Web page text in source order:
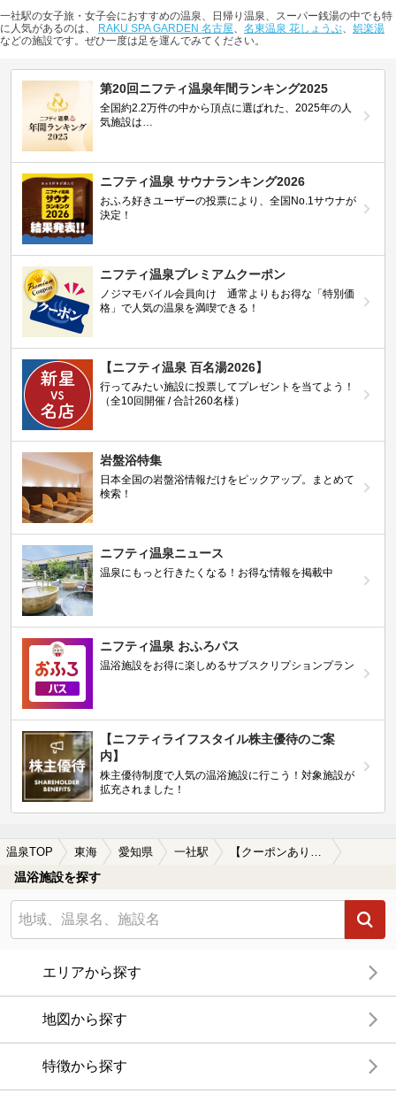
一社駅の女子旅・女子会におすすめの温泉、日帰り温泉、スーパー銭湯の中でも特
に人気があるのは、
RAKU SPA GARDEN 名古屋、 名東温泉 花しょうぶ、 娯楽湯
などの施設です。ぜひ一度は足を運んでみてください。
第20回ニフティ温泉年間ランキング2025
全国約2.2万件の中から頂点に選ばれた、2025年の人
気施設は…
ニフティ温泉 サウナランキング2026
おふろ好きユーザーの投票により、全国No.1サウナが
決定！
ニフティ温泉プレミアムクーポン
ノジマモバイル会員向け 通常よりもお得な「特別価
格」で人気の温泉を満喫できる！
【ニフティ温泉 百名湯2026】
行ってみたい施設に投票してプレゼントを当てよう！
（全10回開催 / 合計260名様）
岩盤浴特集
日本全国の岩盤浴情報だけをピックアップ。まとめて
検索！
ニフティ温泉ニュース
温泉にもっと行きたくなる！お得な情報を掲載中
ニフティ温泉 おふろパス
温浴施設をお得に楽しめるサブスクリプションプラン
【ニフティライフスタイル株主優待のご案
内】
株主優待制度で人気の温浴施設に行こう！対象施設が
拡充されました！
温泉TOP 東海 愛知県 一社駅 【クーポンあり】女子旅・女子会におすすめの一社駅近くの温泉、日帰り温泉、スーパー銭湯おすすめ
温浴施設を探す
エリアから探す
地図から探す
特徴から探す